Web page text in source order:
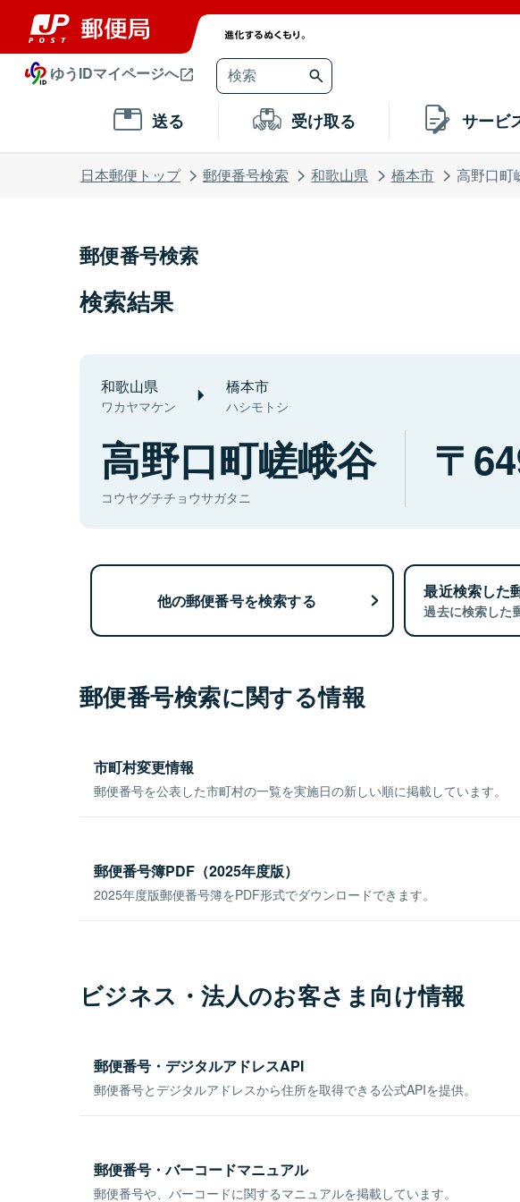
ゆうIDマイページへ
送る 受け取る サービ
日本郵便トップ 郵便番号検索 和歌山県 橋本市 高野口町
郵便番号検索
検索結果
和歌山県
ワカヤマケン
橋本市
ハシモトシ
高野口町嵯峨谷
コウヤグチチョウサガタニ
他の郵便番号を検索する 最近検索した
過去に検索した
郵便番号検索に関する情報
市町村変更情報
郵便番号を公表した市町村の一覧を実施日の新しい順に掲載しています。
郵便番号簿PDF（2025年度版）
2025年度版郵便番号簿をPDF形式でダウンロードできます。
ビジネス・法人のお客さま向け情報
郵便番号・デジタルアドレスAPI
郵便番号とデジタルアドレスから住所を取得できる公式APIを提供。
郵便番号・バーコードマニュアル
郵便番号や、バーコードに関するマニュアルを掲載しています。